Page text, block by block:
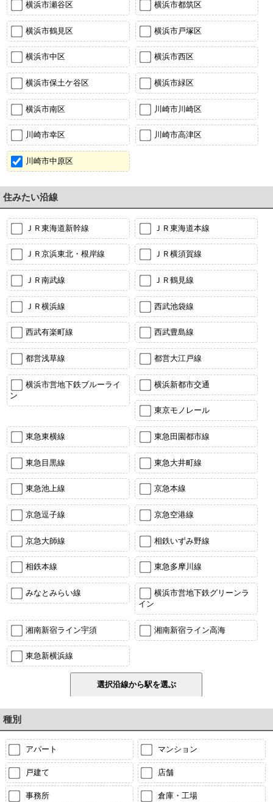
横浜市瀬谷区 横浜市都筑区
横浜市鶴見区 横浜市戸塚区
横浜市中区 横浜市西区
横浜市保土ケ谷区 横浜市緑区
横浜市南区 川崎市川崎区
川崎市幸区 川崎市高津区
川崎市中原区
住みたい沿線
ＪＲ東海道新幹線 ＪＲ東海道本線
ＪＲ京浜東北・根岸線 ＪＲ横須賀線
ＪＲ南武線 ＪＲ鶴見線
ＪＲ横浜線 西武池袋線
西武有楽町線 西武豊島線
都営浅草線 都営大江戸線
横浜市営地下鉄ブルーライ
ン
横浜新都市交通
東京モノレール
東急東横線 東急田園都市線
東急目黒線 東急大井町線
東急池上線 京急本線
京急逗子線 京急空港線
京急大師線 相鉄いずみ野線
相鉄本線 東急多摩川線
みなとみらい線
横浜市営地下鉄グリーンラ
イン
湘南新宿ライン宇須 湘南新宿ライン高海
東急新横浜線
種別
アパート マンション
戸建て 店舗
事務所 倉庫・工場